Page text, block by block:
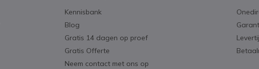
Kennisbank
Blog
Gratis 14 dagen op proef
Gratis Offerte
Neem contact met ons op